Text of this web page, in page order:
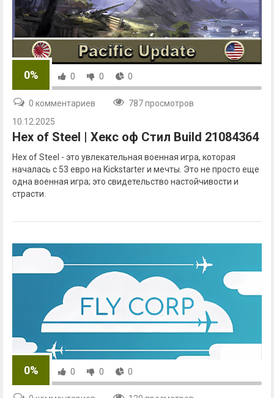
0% 0 0 0
0 комментариев
787 просмотров
10.12.2025
Hex of Steel | Хекс оф Стил Build 21084364
Hex of Steel - это увлекательная военная игра, которая
началась с 53 евро на Kickstarter и мечты. Это не просто еще
одна военная игра; это свидетельство настойчивости и
страсти.
0% 0 0 0